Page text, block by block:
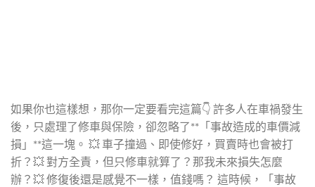
如果你也這樣想，那你一定要看完這篇👇 許多人在車禍發生
後，只處理了修車與保險，卻忽略了**「事故造成的車價減
損」**這一塊。 💥 車子撞過、即使修好，買賣時也會被打
折？💥 對方全責，但只修車就算了？那我未來損失怎麼
辦？💥 修復後還是感覺不一樣，值錢嗎？ 這時候，「事故